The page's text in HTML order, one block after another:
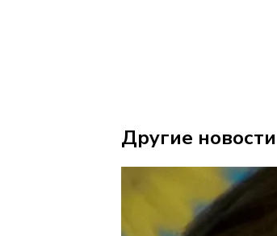
Другие новости